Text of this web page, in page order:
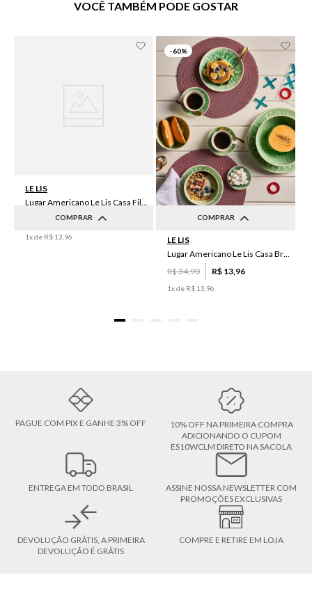
VOCÊ TAMBÉM PODE GOSTAR
COMPRAR
LE LIS
Lugar Americano Le Lis Casa Filipa
90 R$13, 96
1x de R$ 13 96
-60%
COMPRAR
LE LIS
Lugar Americano Le Lis Casa Brenda
R$34,90 R$ 13 96
1x de R$ 13 96
PAGUE COM PIX E GANHE 3% OFF
10% OFF NA PRIMEIRA COMPRA
ADICIONANDO O CUPOM
ES10WCLM DIRETO NA SACOLA
ENTREGA EM TODO BRASIL
ASSINE NOSSA NEWSLETTER COM
PROMOÇÕES EXCLUSIVAS
DEVOLUÇÃO GRÁTIS, A PRIMEIRA
DEVOLUÇÃO É GRÁTIS
COMPRE E RETIRE EM LOJA